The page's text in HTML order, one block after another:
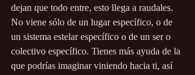
dejan que todo entre, esto llega a raudales.
No viene sólo de un lugar específico, o de
un sistema estelar específico o de un ser o
colectivo específico. Tienes más ayuda de la
que podrías imaginar viniendo hacia ti, así